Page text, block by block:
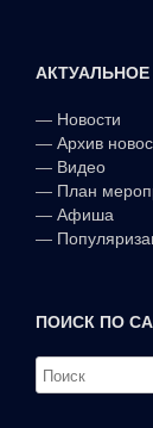
АКТУАЛЬНОЕ
— Новости
— Архив
— Видео
— План
— Афиша
—
ПОИСК ПО